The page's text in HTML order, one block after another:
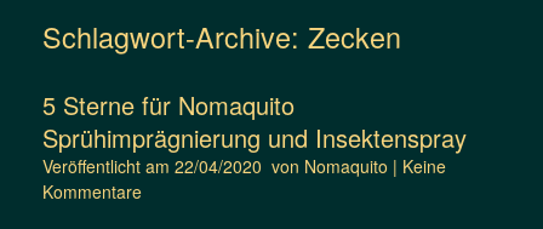
Schlagwort-Archive: Zecken
5 Sterne für Nomaquito
Sprühimprägnierung und Insektenspray
Veröffentlicht am 22/04/2020 von Nomaquito | Keine
Kommentare